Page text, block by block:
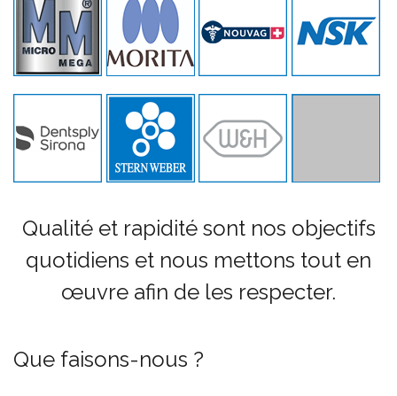
Qualité et rapidité sont nos objectifs
quotidiens et nous mettons tout en
œuvre afin de les respecter.
Que faisons-nous ?